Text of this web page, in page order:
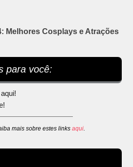
Melhores Cosplays e Atrações
para você:
mais sobre estes links aqui.